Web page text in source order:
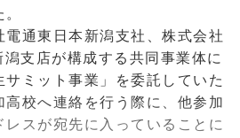
通東日本新潟支社、株式会社
支店が構成する共同事業体に
サミット事業」を委託していた
校へ連絡を行う際に、他参加
スが宛先に入っていることに